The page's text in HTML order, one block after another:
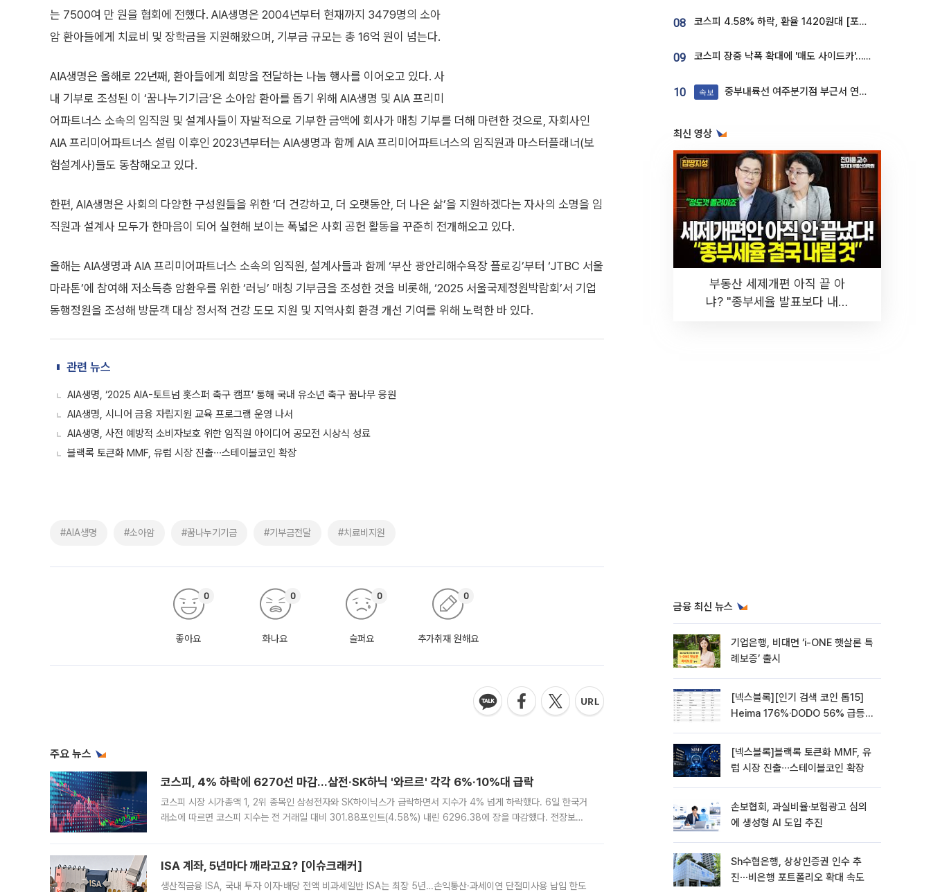
는 7500여 만 원을 협회에 전했다. AIA생명은 2004년부터 현재까지 3479명의 소아
암 환아들에게 치료비 및 장학금을 지원해왔으며, 기부금 규모는 총 16억 원이 넘는다.
AIA생명은 올해로 22년째, 환아들에게 희망을 전달하는 나눔 행사를 이어오고 있다. 사
내 기부로 조성된 이 ‘꿈나누기기금’은 소아암 환아를 돕기 위해 AIA생명 및 AIA 프리미
어파트너스 소속의 임직원 및 설계사들이 자발적으로 기부한 금액에 회사가 매칭 기부를 더해 마련한 것으로, 자회사인
AIA 프리미어파트너스 설립 이후인 2023년부터는 AIA생명과 함께 AIA 프리미어파트너스의 임직원과 마스터플래너(보
험설계사)들도 동참해오고 있다.
한편, AIA생명은 사회의 다양한 구성원들을 위한 ‘더 건강하고, 더 오랫동안, 더 나은 삶’을 지원하겠다는 자사의 소명을 임
직원과 설계사 모두가 한마음이 되어 실현해 보이는 폭넓은 사회 공헌 활동을 꾸준히 전개해오고 있다.
올해는 AIA생명과 AIA 프리미어파트너스 소속의 임직원, 설계사들과 함께 ‘부산 광안리해수욕장 플로깅’부터 ‘JTBC 서울
마라톤’에 참여해 저소득층 암환우를 위한 ‘러닝’ 매칭 기부금을 조성한 것을 비롯해, ‘2025 서울국제정원박람회’서 기업
동행정원을 조성해 방문객 대상 정서적 건강 도모 지원 및 지역사회 환경 개선 기여를 위해 노력한 바 있다.
관련 뉴스
AIA생명, ‘2025 AIA-토트넘 홋스퍼 축구 캠프’ 통해 국내 유소년 축구 꿈나무 응원
AIA생명, 시니어 금융 자립지원 교육 프로그램 운영 나서
AIA생명, 사전 예방적 소비자보호 위한 임직원 아이디어 공모전 시상식 성료
블랙록 토큰화 MMF, 유럽 시장 진출∙∙∙스테이블코인 확장
#AIA생명 #소아암 #꿈나누기기금 #기부금전달 #치료비지원
좋아요
0
화나요
0
슬퍼요
0
추가취재 원해요
0
주요 뉴스
코스피, 4% 하락에 6270선 마감…삼전·SK하닉 '와르르' 각각 6%·10%대 급락
코스피 시장 시가총액 1, 2위 종목인 삼성전자와 SK하이닉스가 급락하면서 지수가 4% 넘게 하락했다. 6일 한국거
래소에 따르면 코스피 지수는 전 거래일 대비 301.88포인트(4.58%) 내린 6296.38에 장을 마감했다. 전장보다
ISA 계좌, 5년마다 깨라고요? [이슈크래커]
생산적금융 ISA, 국내 투자 이자·배당 전액 비과세일반 ISA는 최장 5년…손익통산·과세이연 단절미사용 납입 한도
08 코스피 4.58% 하락, 환율 1420원대 [포토]
09 코스피 장중 낙폭 확대에 '매도 사이드카'…외인 2.8조'팔자'· 개인 3.1조 '사자'
10 속보 중부내륙선 여주분기점 부근서 연이은 추돌사고 발생
최신 영상
부동산 세제개편 아직 끝 아
냐? "종부세율 발표보다 내릴
금융 최신 뉴스
기업은행, 비대면 ‘i-ONE 햇살론 특
례보증’ 출시
[넥스블록][인기 검색 코인 톱15]
Heima 176%·DODO 56% 급등…
[넥스블록]블랙록 토큰화 MMF, 유
럽 시장 진출∙∙∙스테이블코인 확장
손보협회, 과실비율·보험광고 심의
에 생성형 AI 도입 추진
Sh수협은행, 상상인증권 인수 추
진⋯비은행 포트폴리오 확대 속도